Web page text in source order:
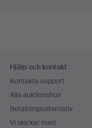
Hjälp och kontakt
Kontakta support
Alla auktionshus
Betalningsalternativ
Vi skickar med